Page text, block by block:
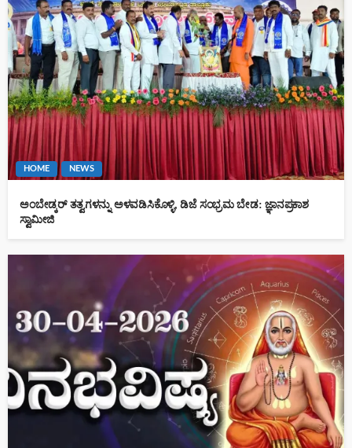
HOME NEWS
ಅಂಬೇಡ್ಕರ್ ತತ್ವಗಳನ್ನು ಅಳವಡಿಸಿಕೊಳ್ಳಿ, ಡಿಜೆ ಸಂಭ್ರಮ ಬೇಡ: ಜ್ಞಾನಪ್ರಕಾಶ
ಸ್ವಾಮೀಜಿ